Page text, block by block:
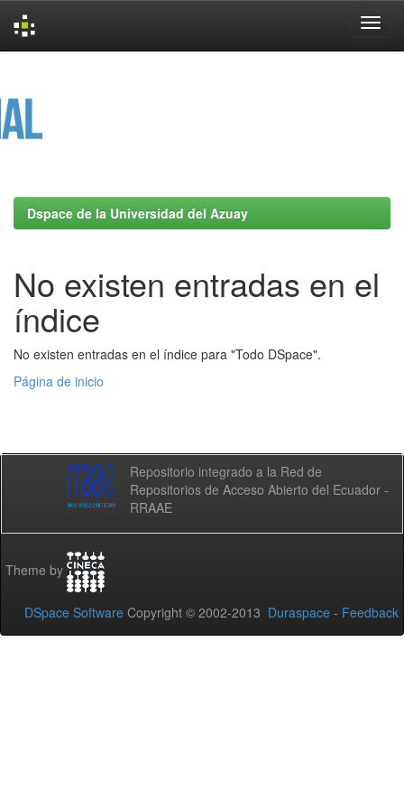
Dspace de la Universidad del Azuay
No existen entradas en el
índice
No existen entradas en el índice para "Todo DSpace".
Página de inicio
Repositorio integrado a la Red de
Repositorios de Acceso Abierto del Ecuador -
RRAAE
Theme by
DSpace Software Copyright © 2002-2013 Duraspace - Feedback